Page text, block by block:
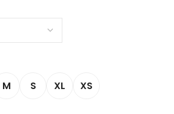
M S XL XS